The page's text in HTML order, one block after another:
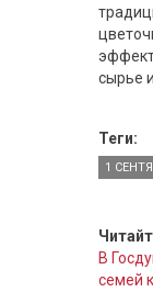
сырье
Теги:
1
В
семей